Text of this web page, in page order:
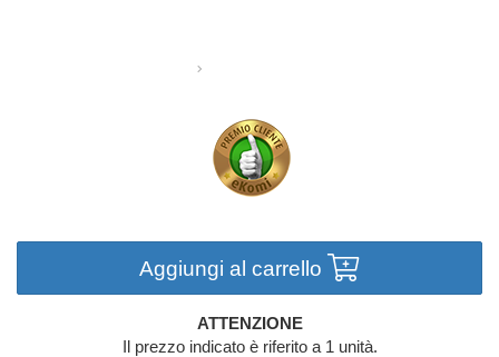
Aggiungi al carrello
ATTENZIONE
Il prezzo indicato è riferito a 1 unità.